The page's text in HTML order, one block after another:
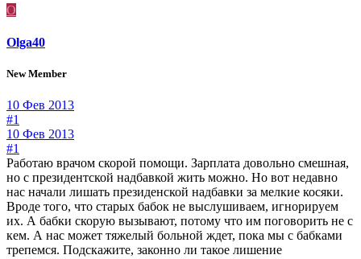
O
Olga40
New Member
10 Фев 2013
#1
10 Фев 2013
#1
Работаю врачом скорой помощи. Зарплата довольно смешная,
но с президентской надбавкой жить можно. Но вот недавно
нас начали лишать президенской надбавки за мелкие косяки.
Вроде того, что старых бабок не выслушиваем, игнорируем
их. А бабки скорую вызывают, потому что им поговорить не с
кем. А нас может тяжелый больной ждет, пока мы с бабками
трепемся. Подскажите, законно ли такое лишение